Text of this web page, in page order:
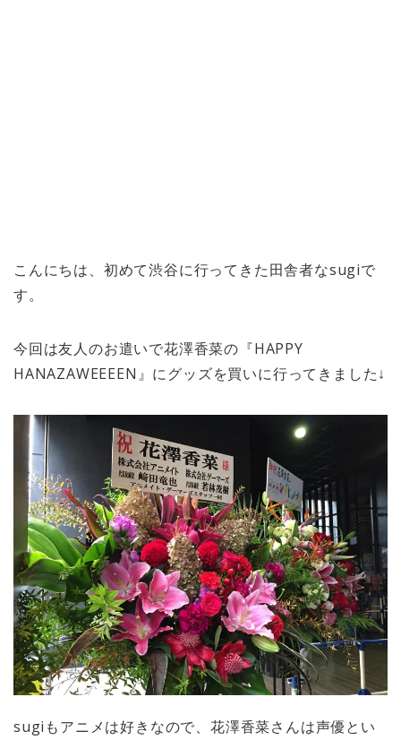
こんにちは、初めて渋谷に行ってきた田舎者なsugiで
す。
今回は友人のお遣いで花澤香菜の『HAPPY
HANAZAWEEEEN』にグッズを買いに行ってきました↓
sugiもアニメは好きなので、花澤香菜さんは声優とい